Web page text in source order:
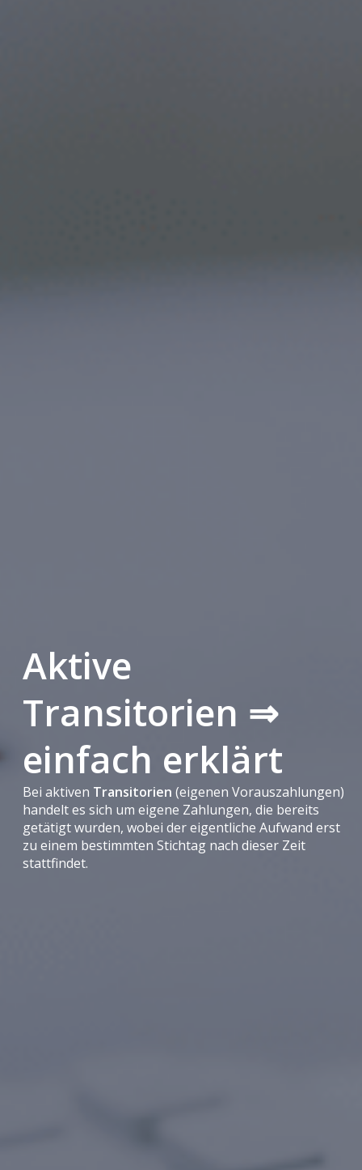
Aktive
Transitorien ⇒
einfach erklärt
Bei aktiven Transitorien (eigenen Vorauszahlungen)
handelt es sich um eigene Zahlungen, die bereits
getätigt wurden, wobei der eigentliche Aufwand erst
zu einem bestimmten Stichtag nach dieser Zeit
stattfindet.